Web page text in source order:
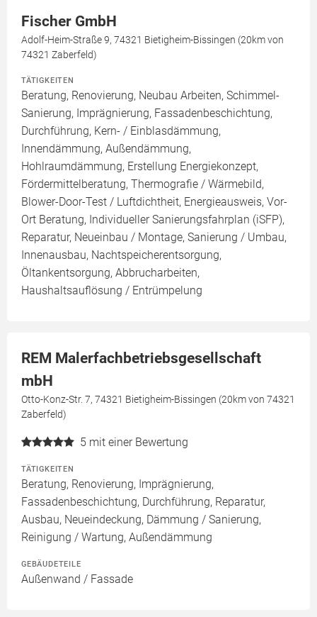
Fischer GmbH
Adolf-Heim-Straße 9, 74321 Bietigheim-Bissingen (20km von
74321 Zaberfeld)
TÄTIGKEITEN
Beratung, Renovierung, Neubau Arbeiten, Schimmel-
Sanierung, Imprägnierung, Fassadenbeschichtung,
Durchführung, Kern- / Einblasdämmung,
Innendämmung, Außendämmung,
Hohlraumdämmung, Erstellung Energiekonzept,
Fördermittelberatung, Thermografie / Wärmebild,
Blower-Door-Test / Luftdichtheit, Energieausweis, Vor-
Ort Beratung, Individueller Sanierungsfahrplan (iSFP),
Reparatur, Neueinbau / Montage, Sanierung / Umbau,
Innenausbau, Nachtspeicherentsorgung,
Öltankentsorgung, Abbrucharbeiten,
Haushaltsauflösung / Entrümpelung
REM Malerfachbetriebsgesellschaft
mbH
Otto-Konz-Str. 7, 74321 Bietigheim-Bissingen (20km von 74321
Zaberfeld)
5 mit einer Bewertung
TÄTIGKEITEN
Beratung, Renovierung, Imprägnierung,
Fassadenbeschichtung, Durchführung, Reparatur,
Ausbau, Neueindeckung, Dämmung / Sanierung,
Reinigung / Wartung, Außendämmung
GEBÄUDETEILE
Außenwand / Fassade